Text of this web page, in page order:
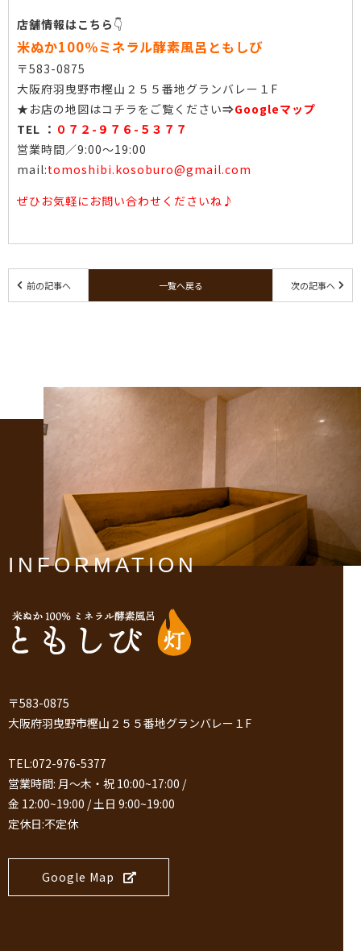
店舗情報はこちら 👇
米ぬか100％ミネラル酵素風呂ともしび
〒583-0875
大阪府羽曳野市樫山２５５番地グランバレー１F
★お店の地図はコチラをご覧ください⇒Googleマップ
TEL ： ０７２-９７６-５３７７
営業時間／9:00〜19:00
mail:tomoshibi.kosoburo@gmail.com
ぜひお気軽にお問い合わせくださいね♪
前の記事へ 一覧へ戻る 次の記事へ
INFORMATION
〒583-0875
大阪府羽曳野市樫山２５５番地グランバレー１F
TEL:072-976-5377
営業時間: 月～木・祝 10:00~17:00 /
金 12:00~19:00 / 土日 9:00~19:00
定休日:不定休
Google Map